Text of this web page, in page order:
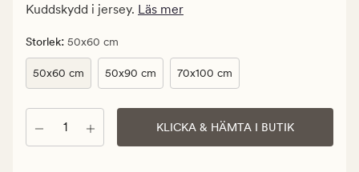
kr.
pris
149,90
kr
Kuddskydd i jersey. Läs mer
Storlek: 50x60 cm
50x60 cm 50x90 cm 70x100 cm
Antal KLICKA & HÄMTA I BUTIK